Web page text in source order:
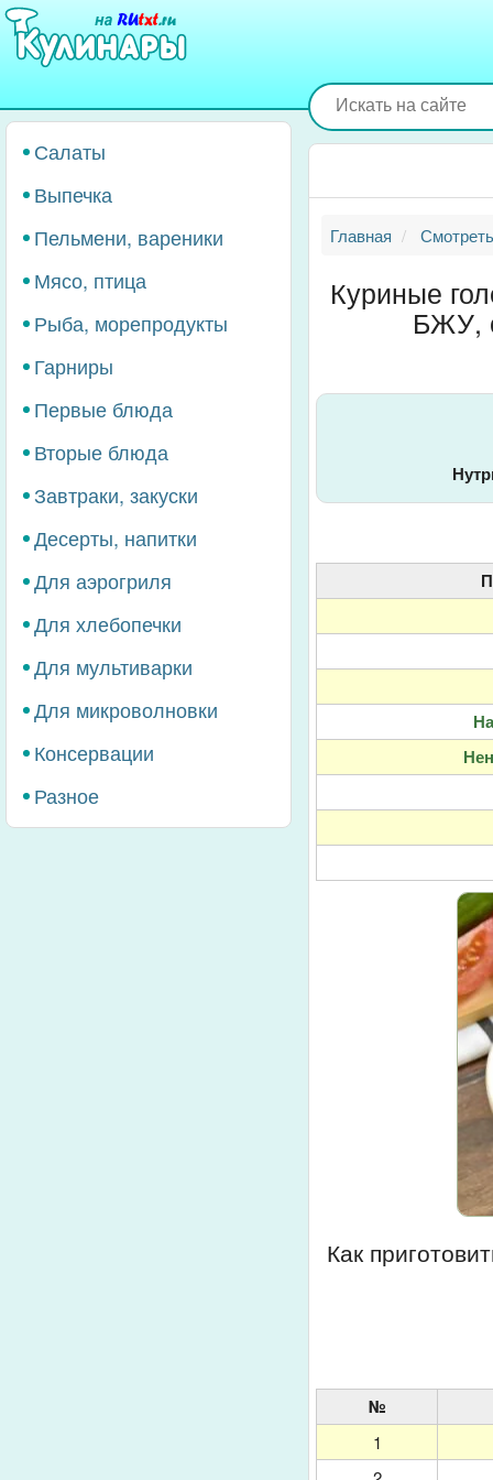
Перейти
основному
Салаты
Выпечка
Пельмени, вареники
Мясо, птица
Рыба, морепродукты
Гарниры
Первые блюда
Вторые блюда
Завтраки, закуски
Десерты, напитки
Для аэрогриля
Для хлебопечки
Для мультиварки
Для микроволновки
Консервации
Разное
Главная
Куриные
БЖУ,
Как
№
1